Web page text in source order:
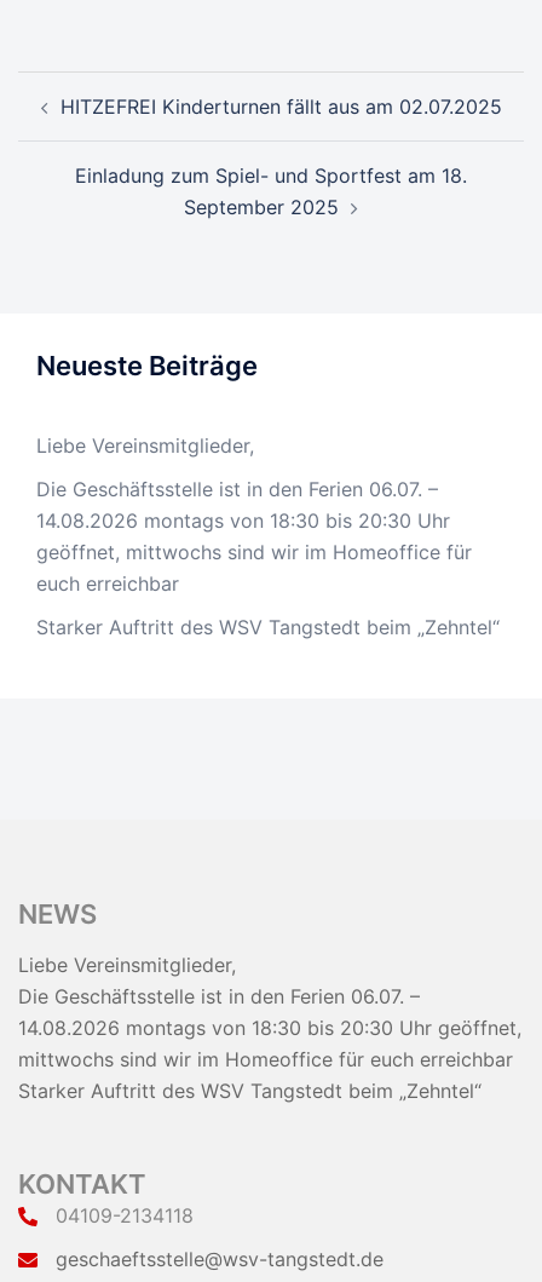
HITZEFREI Kinderturnen fällt aus am 02.07.2025
Einladung zum Spiel- und Sportfest am 18.
September 2025
Neueste Beiträge
Liebe Vereinsmitglieder,
Die Geschäftsstelle ist in den Ferien 06.07. –
14.08.2026 montags von 18:30 bis 20:30 Uhr
geöffnet, mittwochs sind wir im Homeoffice für
euch erreichbar
Starker Auftritt des WSV Tangstedt beim „Zehntel“
NEWS
Liebe Vereinsmitglieder,
Die Geschäftsstelle ist in den Ferien 06.07. –
14.08.2026 montags von 18:30 bis 20:30 Uhr geöffnet,
mittwochs sind wir im Homeoffice für euch erreichbar
Starker Auftritt des WSV Tangstedt beim „Zehntel“
KONTAKT
04109-2134118
geschaeftsstelle@wsv-tangstedt.de